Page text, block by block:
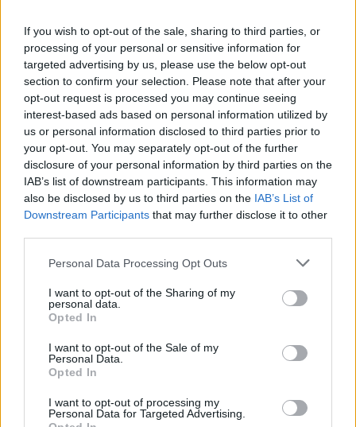
If you wish to opt-out of the sale, sharing to third parties, or
processing of your personal or sensitive information for
targeted advertising by us, please use the below opt-out
section to confirm your selection. Please note that after your
opt-out request is processed you may continue seeing
interest-based ads based on personal information utilized by
us or personal information disclosed to third parties prior to
your opt-out. You may separately opt-out of the further
disclosure of your personal information by third parties on the
IAB’s list of downstream participants. This information may
also be disclosed by us to third parties on the IAB’s List of
Downstream Participants that may further disclose it to other
Please note that this website/app uses one or more Google
not limited to your visit or usage behaviour. You may click to
grant or deny consent to Google and its third-party tags to
use your data for below specified purposes in below Google
consent section.
Personal Data Processing Opt Outs
I want to opt-out of the Sharing of my
personal data.
Opted In
I want to opt-out of the Sale of my
Personal Data.
Opted In
I want to opt-out of processing my
Personal Data for Targeted Advertising.
σύζυγό του Μαρέβα στα Χανιά, φωτογραφίες
«Θα μπορούσε να συμβεί σύντομα»: Αισιόδοξος ξανά ο
Τραμπ για το τέλος του πολέμου με το Ιράν, «δεν
νομίζω ότι μπορούν ν' αντέξουν πολύ ακόμα»
πριν μία ώρα
Διακοπές στη Σίκινο
06.08.2026, 23:43
Ο Τραμπ θα απαγορεύσει τη χορήγηση υπηκοότητας στα
παιδιά αλλοδαπών που πηγαίνουν στις ΗΠΑ για να
γεννήσουν
06.08.2026, 23:42
Πώς θα βοηθήσετε τη γάτα σας να συνηθίσει το κλουβί
Κόπωση της Wall Street μετά τα ρεκόρ εν μέσω
06.08.2026, 23:21